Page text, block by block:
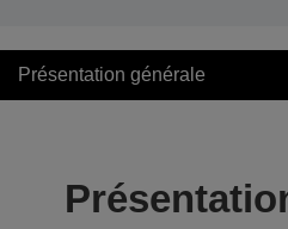
Présentation générale